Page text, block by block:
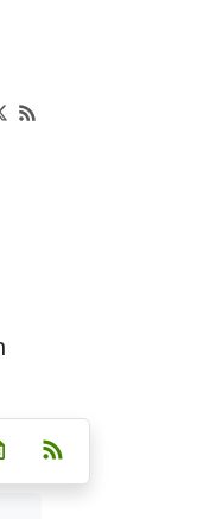
Whatsapp
auf Telegram
XNewsletter